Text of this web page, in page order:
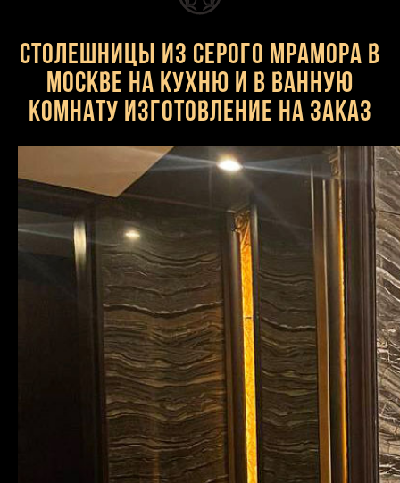
Столешницы из серого мрамора в
Москве на кухню и в ванную
комнату изготовление на заказ